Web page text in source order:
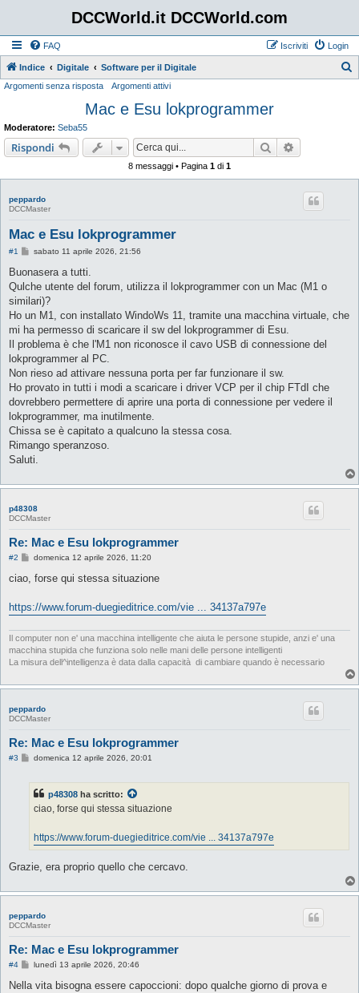
DCCWorld.it DCCWorld.com
FAQ Login
Iscriviti
Indice Digitale Software per il Digitale
Argomenti senza risposta Argomenti attivi
Mac e Esu lokprogrammer
Moderatore: Seba55
Rispondi Cerca
8 messaggi • Pagina 1 di 1
peppardo
DCCMaster
Mac e Esu lokprogrammer
#1
M
s
a
g
i
o
sabato 11 aprile 2026, 21:56
Buonasera a tutti.
Qulche utente del forum, utilizza il lokprogrammer con un Mac (M1 o
similari)?
Ho un M1, con installato WindoWs 11, tramite una macchina virtuale, che
mi ha permesso di scaricare il sw del lokprogrammer di Esu.
Il problema è che l'M1 non riconosce il cavo USB di connessione del
lokprogrammer al PC.
Non rieso ad attivare nessuna porta per far funzionare il sw.
Ho provato in tutti i modi a scaricare i driver VCP per il chip FTdI che
dovrebbero permettere di aprire una porta di connessione per vedere il
lokprogrammer, ma inutilmente.
Chissa se è capitato a qualcuno la stessa cosa.
Rimango speranzoso.
Saluti.
p48308
DCCMaster
Re: Mac e Esu lokprogrammer
#2
M
s
g
g
o
domenica 12 aprile 2026, 11:20
ciao, forse qui stessa situazione
https://www.forum-duegieditrice.com/vie ... 34137a797e
Il computer non e' una macchina intelligente che aiuta le persone stupide, anzi e' una
macchina stupida che funziona solo nelle mani delle persone intelligenti
La misura dell^intelligenza è data dalla capacità di cambiare quando è necessario
peppardo
DCCMaster
Re: Mac e Esu lokprogrammer
#3
M
a
g
g
o
domenica 12 aprile 2026, 20:01
p48308 ha scritto:
ciao, forse qui stessa situazione
https://www.forum-duegieditrice.com/vie ... 34137a797e
Grazie, era proprio quello che cercavo.
peppardo
DCCMaster
Re: Mac e Esu lokprogrammer
#4
M
s
lunedì 13 aprile 2026, 20:46
Nella vita bisogna essere capoccioni: dopo qualche giorno di prova e